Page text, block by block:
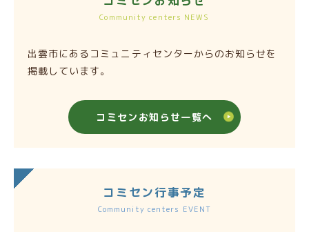
Community centers NEWS
出雲市にあるコミュニティセンターからのお知らせを
掲載しています。
コミセンお知らせ一覧へ
コミセン行事予定
Community centers EVENT